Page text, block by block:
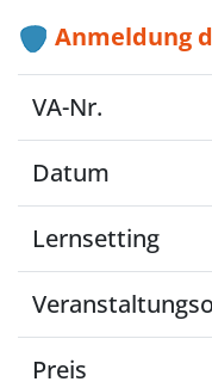
Anmeldung
VA-Nr.
Datum
Lernsetting
Preis